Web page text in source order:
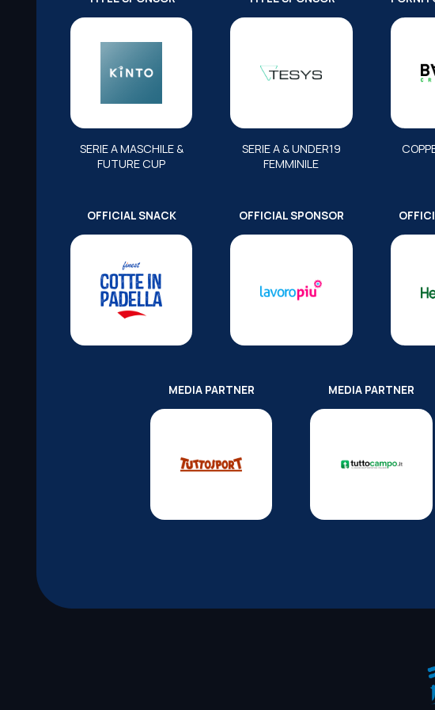
SERIE A MASCHILE &
FUTURE CUP
SERIE A & UNDER19
FEMMINILE
OFFICIAL SNACK OFFICIAL SPONSOR
MEDIA PARTNER MEDIA PARTNER